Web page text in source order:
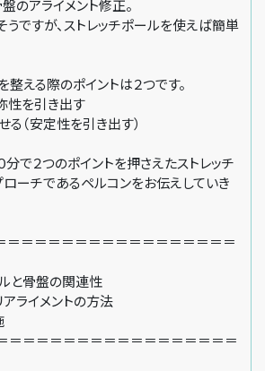
のアライメント修正。
ですが、ストレッチポールを使えば簡単
整える際のポイントは２つです。
を引き出す
（安定性を引き出す）
分で２つのポイントを押さえたストレッチ
ーチであるペルコンをお伝えしていき
＝＝＝＝＝＝＝＝＝＝＝＝＝＝＝＝
と骨盤の関連性
ライメントの方法
＝＝＝＝＝＝＝＝＝＝＝＝＝＝＝＝＝